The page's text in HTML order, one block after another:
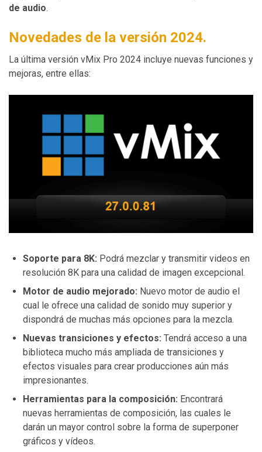
de audio.
Novedades de la versión 2024.
La última versión vMix Pro 2024 incluye nuevas funciones y
mejoras, entre ellas:
Soporte para 8K: Podrá mezclar y transmitir videos en
resolución 8K para una calidad de imagen excepcional.
Motor de audio mejorado: Nuevo motor de audio el
cual le ofrece una calidad de sonido muy superior y
dispondrá de muchas más opciones para la mezcla.
Nuevas transiciones y efectos: Tendrá acceso a una
biblioteca mucho más ampliada de transiciones y
efectos visuales para crear producciones aún más
impresionantes.
Herramientas para la composición: Encontrará
nuevas herramientas de composición, las cuales le
darán un mayor control sobre la forma de superponer
gráficos y vídeos.